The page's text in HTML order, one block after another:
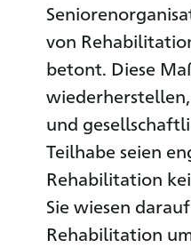
von
betont. Diese
und
Teilhabe seien
Rehabilitation
Sie wiesen
Rehabilitation